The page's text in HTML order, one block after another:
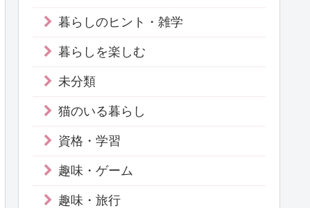
暮らしのヒント・雑学
暮らしを楽しむ
未分類
猫のいる暮らし
資格・学習
趣味・ゲーム
趣味・旅行